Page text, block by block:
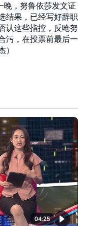
晚，努鲁依莎发文证
结果，已经写好辞职
认这些指控，反呛努
污，在投票前最后一
04:25